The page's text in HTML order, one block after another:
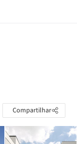
Compartilhar